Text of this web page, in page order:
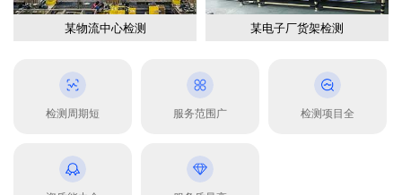
某物流中心检测 某电子厂货架检测
检测周期短 服务范围广 检测项目全